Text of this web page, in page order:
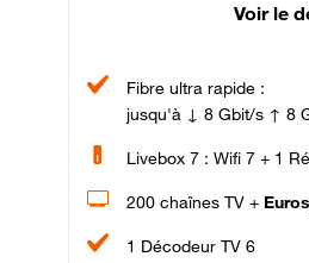
Voir le
Fibre ultra rapide :
jusqu'à ↓ 8 Gbit/s ↑ 8
Livebox 7 : Wifi 7 + 1
200 chaînes TV +
1 Décodeur TV 6